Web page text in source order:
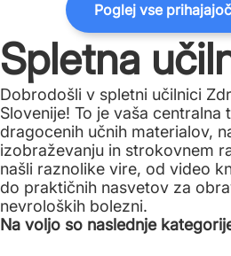
Poglej vse
Spletna
Dobrodošli v spletni učilnici
Slovenije! To je vaša
dragocenih učnih materialov,
izobraževanju in strokovnem
našli raznolike vire, od video
do praktičnih nasvetov za
nevroloških bolezni.
Na voljo so naslednje